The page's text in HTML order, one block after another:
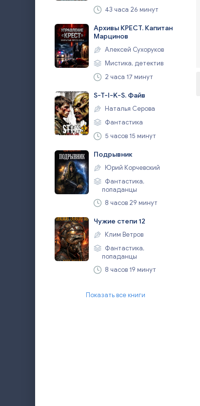
43 часа 26 минут
Архивы КРЕСТ. Капитан
Марцинов
Алексей Сухоруков
Мистика, детектив
2 часа 17 минут
S-T-I-K-S. Файв
Наталья Серова
Фантастика
5 часов 15 минут
Подрывник
Юрий Корчевский
Фантастика,
попаданцы
8 часов 29 минут
Чужие степи 12
Клим Ветров
Фантастика,
попаданцы
8 часов 19 минут
Показать все книги